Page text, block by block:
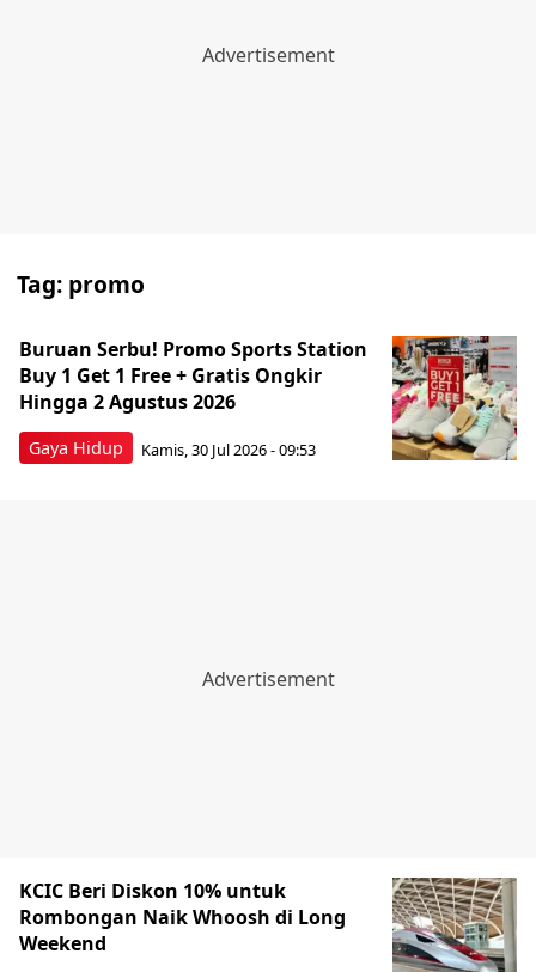
Tag: promo
Gaya Hidup
Buruan Serbu! Promo Sports Station
Buy 1 Get 1 Free + Gratis Ongkir
Hingga 2 Agustus 2026
Kamis, 30 Jul 2026 - 09:53
KCIC Beri Diskon 10% untuk
Rombongan Naik Whoosh di Long
Weekend